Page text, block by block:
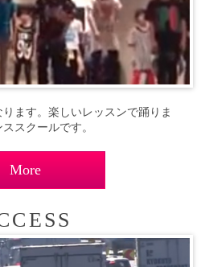
ます。楽しいレッスンで踊りま
スクールです。
More